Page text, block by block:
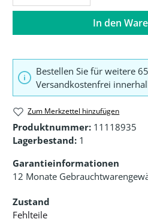
In den
Bestellen Sie für weitere
Versandkostenfrei
Zum Merkzettel hinzufügen
Produktnummer: 11118935
Lagerbestand: 1
Garantieinformationen
12 Monate
Zustand
Fehlteile